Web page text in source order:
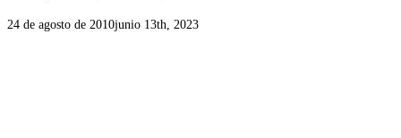
24 de agosto de 2010junio 13th, 2023